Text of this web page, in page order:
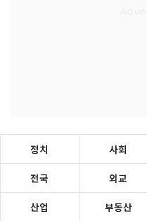
정치 사회
전국 외교
산업 부동산